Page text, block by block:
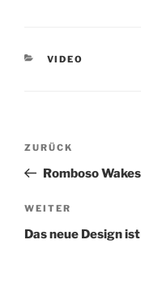
KATEGORIEN
VIDEO
Vorheriger
Beitrag
ZURÜCK
Romboso
Nächster
Beitrag
WEITER
Das neue Design